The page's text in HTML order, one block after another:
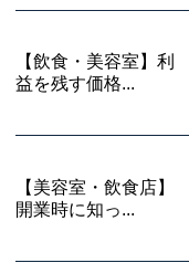
【飲食・美容室】利
益を残す価格...
【美容室・飲食店】
開業時に知っ...